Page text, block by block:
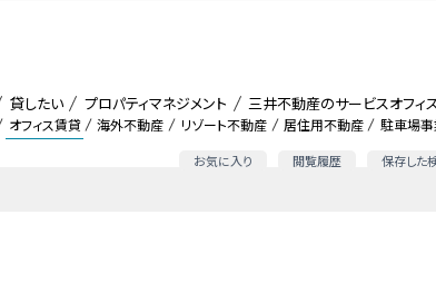
オフィス賃貸 海外不動産 リゾート不動産 居住用不動産 駐車場
お気に入り 閲覧履歴 保存した
貸したい プロパティマネジメント 三井不動産のサービスオフィ